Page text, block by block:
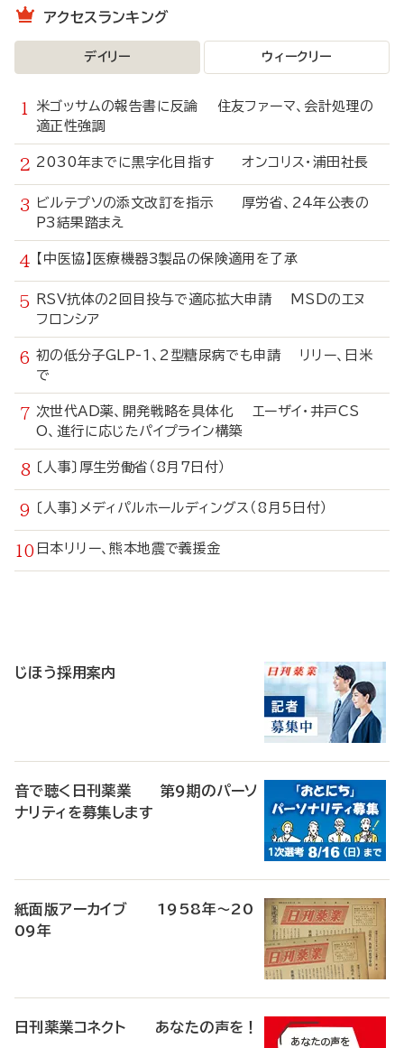
アクセスランキング
デイリー ウィークリー
米ゴッサムの報告書に反論 住友ファーマ、会計処理の
適正性強調
2030年までに黒字化目指す オンコリス・浦田社長
ビルテプソの添文改訂を指示 厚労省、24年公表の
P3結果踏まえ
【中医協】医療機器3製品の保険適用を了承
RSV抗体の2回目投与で適応拡大申請 MSDのエヌ
フロンシア
初の低分子GLP-1、2型糖尿病でも申請 リリー、日米
で
次世代AD薬、開発戦略を具体化 エーザイ・井戸CS
O、進行に応じたパイプライン構築
〔人事〕厚生労働省（8月7日付）
〔人事〕メディパルホールディングス（8月5日付）
日本リリー、熊本地震で義援金
じほう採用案内
音で聴く日刊薬業 第9期のパーソ
ナリティを募集します
紙面版アーカイブ 1958年～20
09年
日刊薬業コネクト あなたの声を！